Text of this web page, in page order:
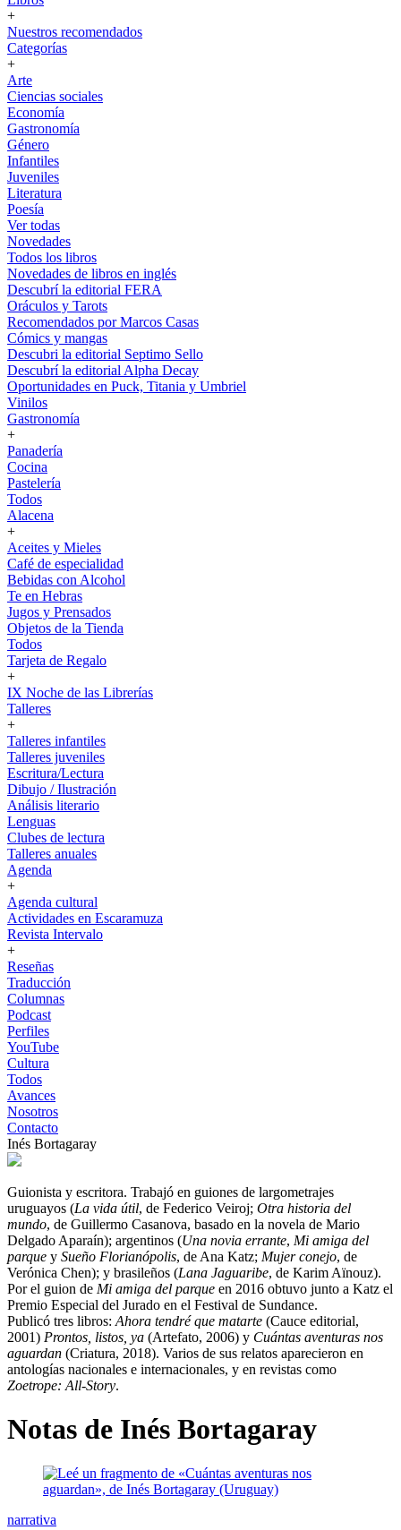
+
Nuestros recomendados
Categorías
+
Arte
Ciencias sociales
Economía
Gastronomía
Género
Infantiles
Juveniles
Literatura
Poesía
Ver todas
Novedades
Todos los libros
Novedades de libros en inglés
Descubrí la editorial FERA
Oráculos y Tarots
Recomendados por Marcos Casas
Cómics y mangas
Descubri la editorial Septimo Sello
Descubrí la editorial Alpha Decay
Oportunidades en Puck, Titania y Umbriel
Vinilos
Gastronomía
+
Panadería
Cocina
Pastelería
Todos
Alacena
+
Aceites y Mieles
Café de especialidad
Bebidas con Alcohol
Te en Hebras
Jugos y Prensados
Objetos de la Tienda
Todos
Tarjeta de Regalo
+
IX Noche de las Librerías
Talleres
+
Talleres infantiles
Talleres juveniles
Escritura/Lectura
Dibujo / Ilustración
Análisis literario
Lenguas
Clubes de lectura
Talleres anuales
Agenda
+
Agenda cultural
Actividades en Escaramuza
Revista Intervalo
+
Reseñas
Traducción
Columnas
Podcast
Perfiles
YouTube
Cultura
Todos
Avances
Nosotros
Contacto
Inés Bortagaray
Guionista y escritora. Trabajó en guiones de largometrajes
uruguayos (La vida útil, de Federico Veiroj; Otra historia del
mundo, de Guillermo Casanova, basado en la novela de Mario
Delgado Aparaín); argentinos (Una novia errante, Mi amiga del
parque y Sueño Florianópolis, de Ana Katz; Mujer conejo, de
Verónica Chen); y brasileños (Lana Jaguaribe, de Karim Aïnouz).
Por el guion de Mi amiga del parque en 2016 obtuvo junto a Katz el
Premio Especial del Jurado en el Festival de Sundance.
Publicó tres libros: Ahora tendré que matarte (Cauce editorial,
2001) Prontos, listos, ya (Artefato, 2006) y Cuántas aventuras nos
aguardan (Criatura, 2018). Varios de sus relatos aparecieron en
antologías nacionales e internacionales, y en revistas como
Zoetrope: All-Story.
Notas de Inés Bortagaray
narrativa